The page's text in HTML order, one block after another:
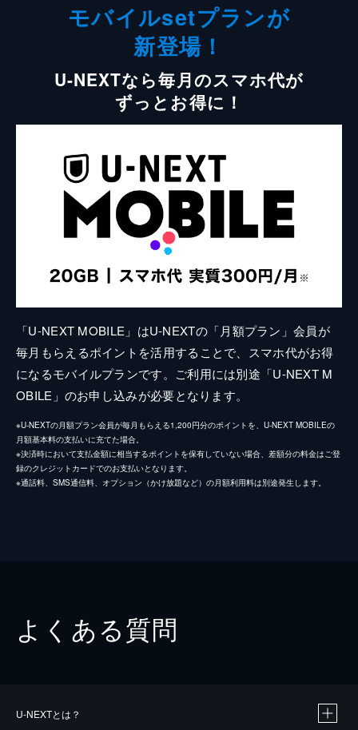
モバイルsetプランが
新登場！
U-NEXTなら毎月のスマホ代が
ずっとお得に！
「U-NEXT MOBILE」はU-NEXTの「月額プラン」会員が
毎月もらえるポイントを活用することで、スマホ代がお得
になるモバイルプランです。ご利用には別途「U-NEXT M
OBILE」のお申し込みが必要となります。
※U-NEXTの月額プラン会員が毎月もらえる1,200円分のポイントを、U-NEXT MOBILEの
月額基本料の支払いに充てた場合。
※決済時において支払金額に相当するポイントを保有していない場合、差額分の料金はご登
録のクレジットカードでのお支払いとなります。
※通話料、SMS通信料、オプション（かけ放題など）の月額利用料は別途発生します。
よくある質問
U-NEXTとは？